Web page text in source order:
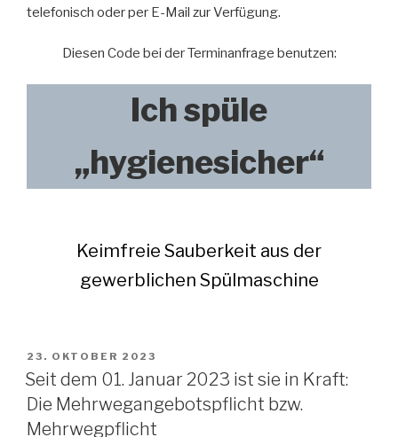
telefonisch oder per E-Mail zur Verfügung.
Diesen Code bei der Terminanfrage benutzen:
Ich spüle
„hygienesicher“
Keimfreie Sauberkeit aus der
gewerblichen Spülmaschine
VERÖFFENTLICHT
AM
23. OKTOBER 2023
Seit dem 01. Januar 2023 ist sie in Kraft:
Die Mehrwegangebotspflicht bzw.
Mehrwegpflicht